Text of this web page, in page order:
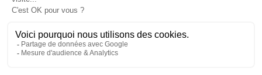
SUIVEZ-NOUS